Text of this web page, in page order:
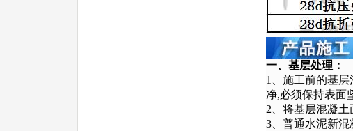
一、基层处理：
1、施工前的基
净,必须保持表面
2、将基层混凝土
3、普通水泥新